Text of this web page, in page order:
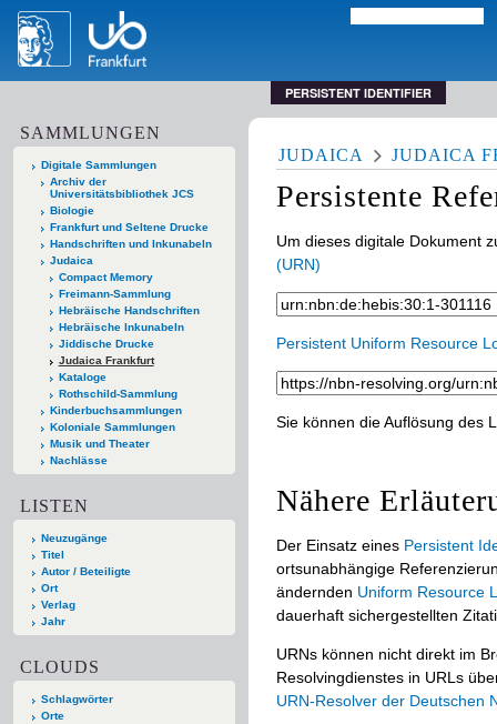
PERSISTENT IDENTIFIER
SAMMLUNGEN
Digitale Sammlungen
Archiv der
Universitätsbibliothek JCS
Biologie
Frankfurt und Seltene Drucke
Handschriften und Inkunabeln
Judaica
Compact Memory
Freimann-Sammlung
Hebräische Handschriften
Hebräische Inkunabeln
Jiddische Drucke
Judaica Frankfurt
Kataloge
Rothschild-Sammlung
Kinderbuchsammlungen
Koloniale Sammlungen
Musik und Theater
Nachlässe
LISTEN
Neuzugänge
Titel
Autor / Beteiligte
Ort
Verlag
Jahr
CLOUDS
Schlagwörter
Orte
JUDAICA JUDAICA
Persistente
Um dieses digitale Dokument
(URN)
Persistent Uniform Resource
Sie können die Auflösung des
Nähere
Der Einsatz eines Persistent
ortsunabhängige
ändernden Uniform Resource
dauerhaft sichergestellten
URNs können nicht direkt im
Resolvingdienstes in URLs
URN-Resolver der Deutschen